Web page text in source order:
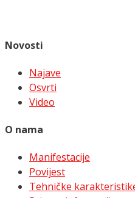
Novosti
Najave
Osvrti
Video
O nama
Manifestacije
Povijest
Tehničke